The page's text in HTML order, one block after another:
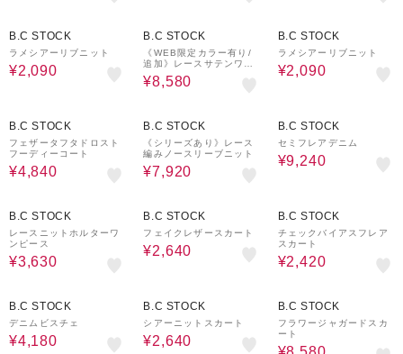
B.C STOCK
ラメシアーリブニット
¥2,090
B.C STOCK
《WEB限定カラー有り/
追加》レースサテンワン
ピース
¥8,580
B.C STOCK
ラメシアーリブニット
¥2,090
B.C STOCK
フェザータフタドロスト
フーディーコート
¥4,840
B.C STOCK
《シリーズあり》レース
編みノースリーブニット
¥7,920
B.C STOCK
セミフレアデニム
¥9,240
B.C STOCK
レースニットホルターワ
ンピース
¥3,630
B.C STOCK
フェイクレザースカート
¥2,640
B.C STOCK
チェックバイアスフレア
スカート
¥2,420
B.C STOCK
デニムビスチェ
¥4,180
B.C STOCK
シアーニットスカート
¥2,640
B.C STOCK
フラワージャガードスカ
ート